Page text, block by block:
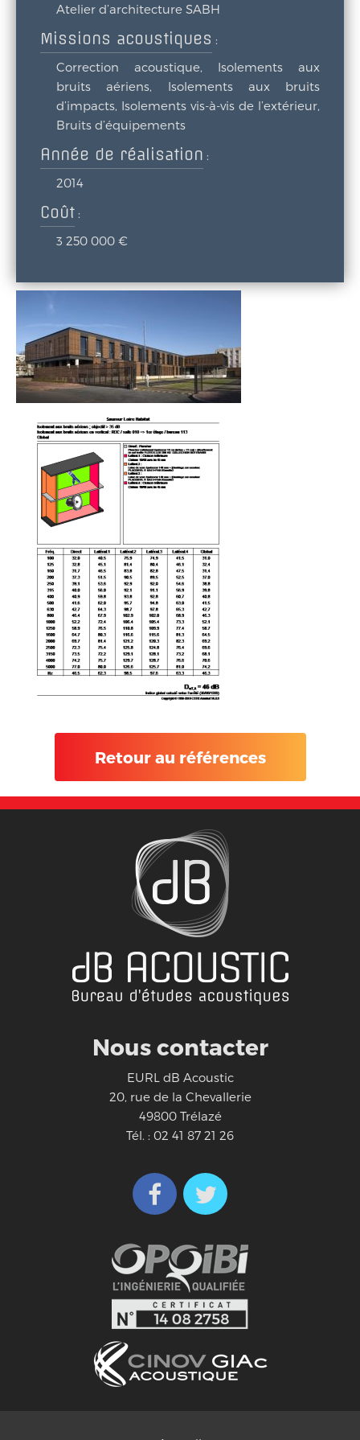
Atelier d’architecture SABH
Missions acoustiques :
Correction acoustique, Isolements aux
bruits aériens, Isolements aux bruits
d’impacts, Isolements vis-à-vis de l’extérieur,
Bruits d’équipements
Année de réalisation :
2014
Coût :
3 250 000 €
Retour au références
Nous contacter
EURL dB Acoustic
20, rue de la Chevallerie
49800 Trélazé
Tél. : 02 41 87 21 26